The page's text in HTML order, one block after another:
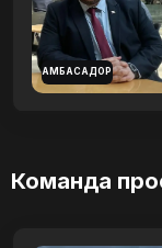
АМБАСАДОР
Команда